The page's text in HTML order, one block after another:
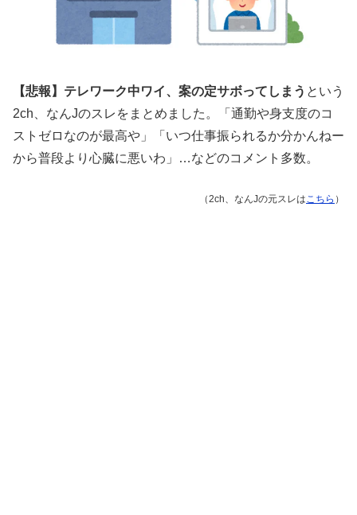
【悲報】テレワーク中ワイ、案の定サボってしまう という
2ch、なんJのスレをまとめました。「通勤や身支度のコ
ストゼロなのが最高や」「いつ仕事振られるか分かんねー
から普段より心臓に悪いわ」…などのコメント多数。
（2ch、なんJの元スレはこちら ）